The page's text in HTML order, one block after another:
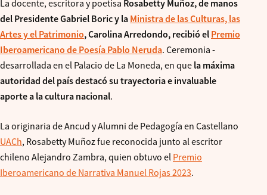
La docente, escritora y poetisa Rosabetty Muñoz, de manos
del Presidente Gabriel Boric y la Ministra de las Culturas, las
Artes y el Patrimonio, Carolina Arredondo, recibió el Premio
Iberoamericano de Poesía Pablo Neruda. Ceremonia -
desarrollada en el Palacio de La Moneda, en que la máxima
autoridad del país destacó su trayectoria e invaluable
aporte a la cultura nacional.
La originaria de Ancud y Alumni de Pedagogía en Castellano
UACh, Rosabetty Muñoz fue reconocida junto al escritor
chileno Alejandro Zambra, quien obtuvo el Premio
Iberoamericano de Narrativa Manuel Rojas 2023.